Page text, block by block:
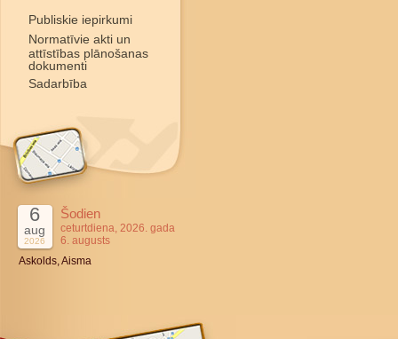
Publiskie iepirkumi
Normatīvie akti un
attīstības plānošanas
dokumenti
Sadarbība
6
aug
2026
Šodien
ceturtdiena, 2026. gada
6. augusts
Askolds, Aisma